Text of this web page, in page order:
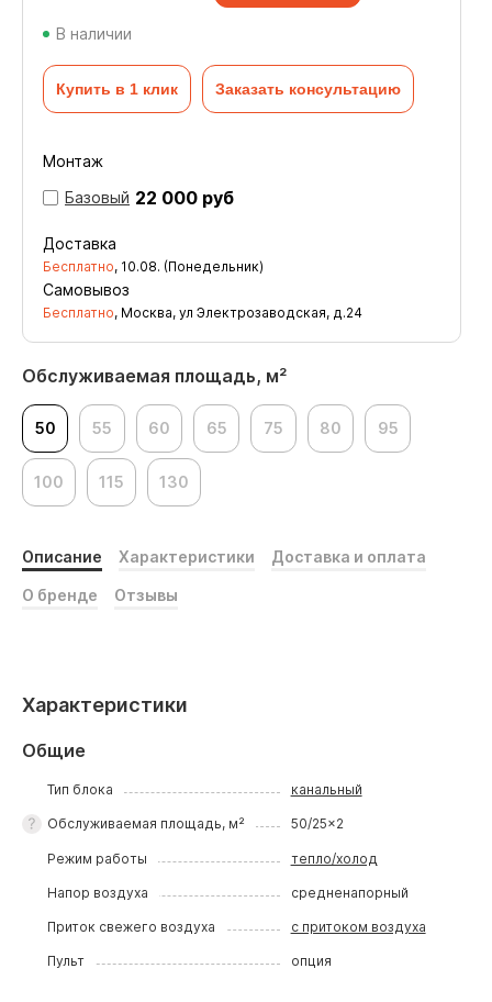
Обслуживаемая площадь, м²
50 55 60 65 75 80 95
100 115 130
В наличии
Купить в 1 клик Заказать консультацию
Монтаж
Базовый 22 000 руб
Доставка
Бесплатно, 10.08. (Понедельник)
Самовывоз
Бесплатно, Москва, ул Электрозаводская, д.24
Описание Характеристики Доставка и оплата
О бренде Отзывы
Характеристики
Общие
Тип блока канальный
Обслуживаемая площадь, м² 50/25x2
Режим работы тепло/холод
Напор воздуха средненапорный
Приток свежего воздуха с притоком воздуха
Пульт опция